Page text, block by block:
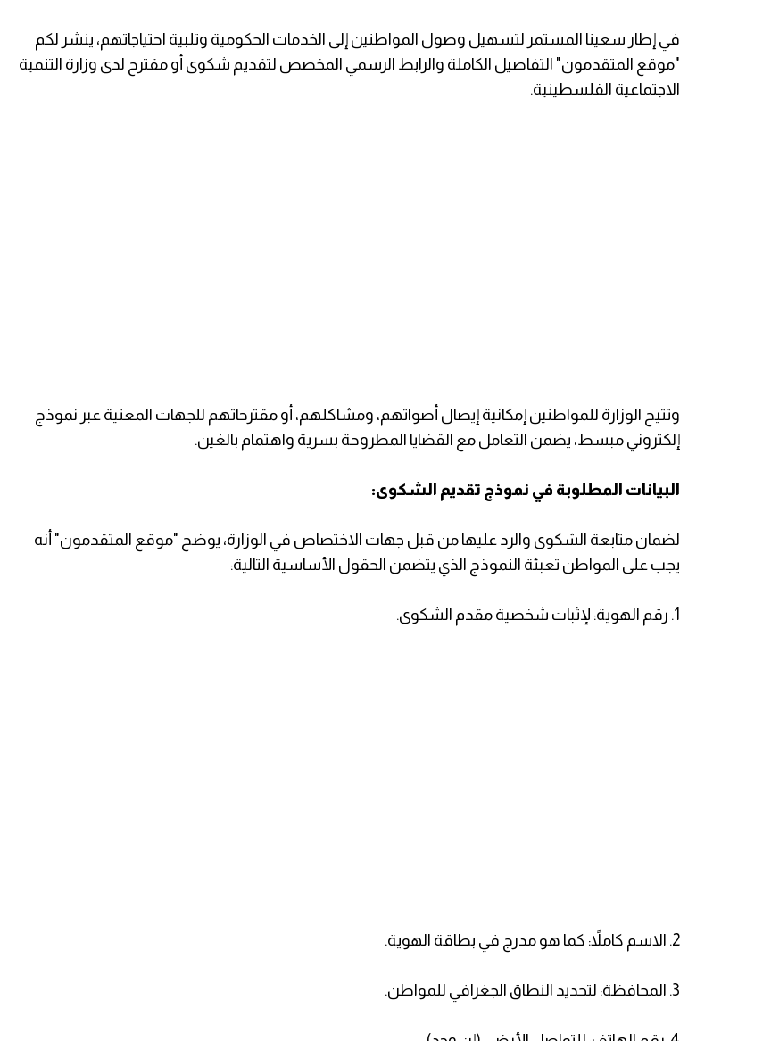
​في إطار سعينا المستمر لتسهيل وصول المواطنين إلى الخدمات الحكومية وتلبية احتياجاتهم، ينشر لكم
"موقع المتقدمون" التفاصيل الكاملة والرابط الرسمي المخصص لتقديم شكوى أو مقترح لدى وزارة التنمية
الاجتماعية الفلسطينية.
​وتتيح الوزارة للمواطنين إمكانية إيصال أصواتهم، ومشاكلهم، أو مقترحاتهم للجهات المعنية عبر نموذج
إلكتروني مبسط، يضمن التعامل مع القضايا المطروحة بسرية واهتمام بالغين.
البيانات المطلوبة في نموذج تقديم الشكوى:
لضمان متابعة الشكوى والرد عليها من قبل جهات الاختصاص في الوزارة، يوضح "موقع المتقدمون" أنه
يجب على المواطن تعبئة النموذج الذي يتضمن الحقول الأساسية التالية:
1. ​رقم الهوية: لإثبات شخصية مقدم الشكوى.
2. ​الاسم كاملاً: كما هو مدرج في بطاقة الهوية.
3. ​المحافظة: لتحديد النطاق الجغرافي للمواطن.